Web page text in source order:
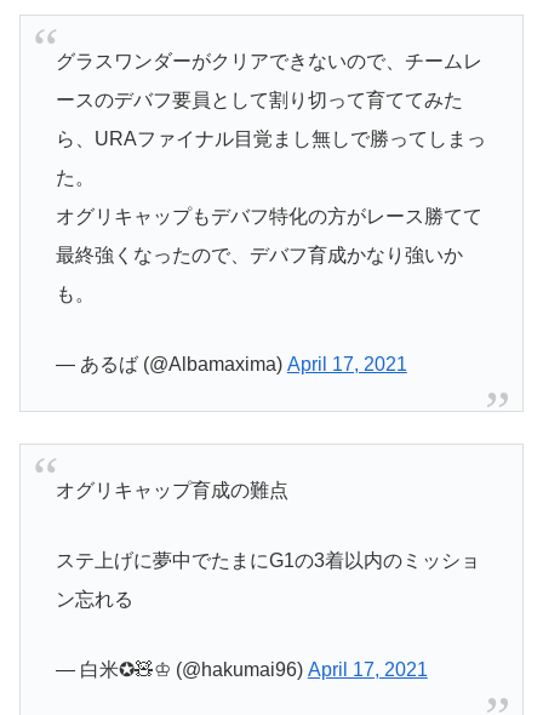
グラスワンダーがクリアできないので、チームレ
ースのデバフ要員として割り切って育ててみた
ら、URAファイナル目覚まし無しで勝ってしまっ
た。
オグリキャップもデバフ特化の方がレース勝てて
最終強くなったので、デバフ育成かなり強いか
も。
— あるば (@Albamaxima) April 17, 2021
オグリキャップ育成の難点
ステ上げに夢中でたまにG1の3着以内のミッショ
ン忘れる
— 白米✪🧸♔ (@hakumai96) April 17, 2021